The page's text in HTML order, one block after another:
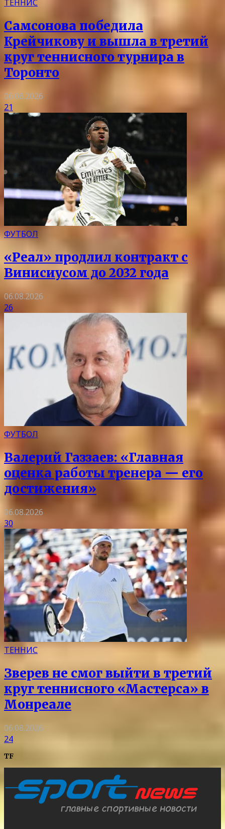
ТЕННИС
Самсонова победила
Крейчикову и вышла в третий
круг теннисного турнира в
Торонто
06.08.2026
21
ФУТБОЛ
«Реал» продлил контракт с
Винисиусом до 2032 года
06.08.2026
26
ФУТБОЛ
Валерий Газзаев: «Главная
оценка работы тренера — его
достижения»
06.08.2026
30
ТЕННИС
Зверев не смог выйти в третий
круг теннисного «Мастерса» в
Монреале
06.08.2026
24
TF